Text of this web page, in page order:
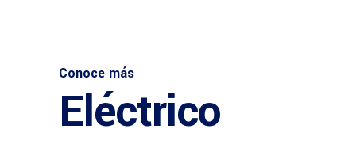
Conoce más
Eléctrico